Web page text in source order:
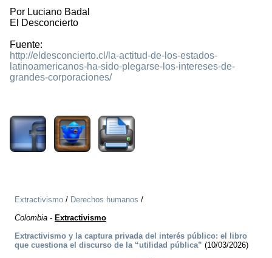
Por Luciano Badal
El Desconcierto
Fuente:
http://eldesconcierto.cl/la-actitud-de-los-estados-
latinoamericanos-ha-sido-plegarse-los-intereses-de-
grandes-corporaciones/
Extractivismo / Derechos humanos /
Colombia - Extractivismo
Extractivismo y la captura privada del interés público: el libro
que cuestiona el discurso de la “utilidad pública” (10/03/2026)